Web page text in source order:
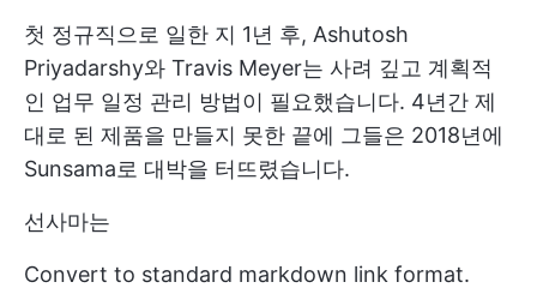
첫 정규직으로 일한 지 1년 후, Ashutosh
Priyadarshy와 Travis Meyer는 사려 깊고 계획적
인 업무 일정 관리 방법이 필요했습니다. 4년간 제
대로 된 제품을 만들지 못한 끝에 그들은 2018년에
Sunsama로 대박을 터뜨렸습니다.
선사마는
Convert to standard markdown link format.